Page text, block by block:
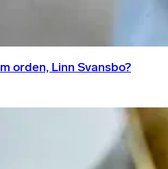
orden, Linn Svansbo?